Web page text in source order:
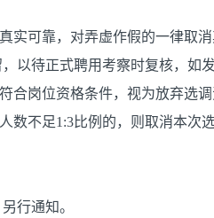
实可靠，对弄虚作假的一律取
以待正式聘用考察时复核，如
合岗位资格条件，视为放弃选调
数不足1:3比例的，则取消本次选
行通知。